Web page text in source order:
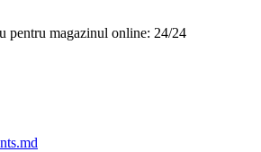
pentru magazinul online: 24/24